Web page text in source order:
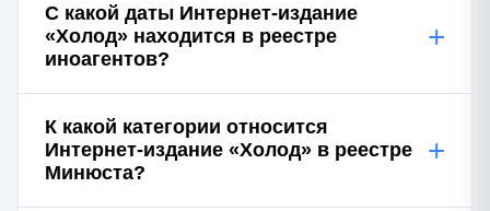
С какой даты Интернет-издание
«Холод» находится в реестре
иноагентов?
+
К какой категории относится
Интернет-издание «Холод» в реестре
Минюста?
+